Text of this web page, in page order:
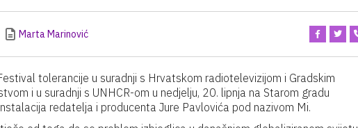
Marta Marinović
tolerancije u suradnji s Hrvatskom radiotelevizijom i Gradskim
i u suradnji s UNHCR-om u nedjelju, 20. lipnja na Starom gradu
redatelja i producenta Jure Pavlovića pod nazivom Mi.